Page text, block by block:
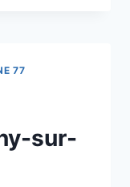
77
sur-